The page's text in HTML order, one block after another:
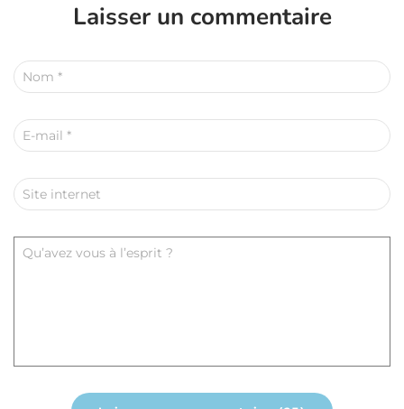
Laisser un commentaire
Nom *
E-mail *
Site internet
Qu’avez vous à l’esprit ?